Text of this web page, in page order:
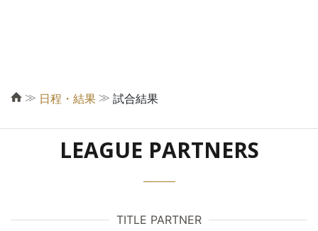
≫ 日程・結果 ≫ 試合結果
LEAGUE PARTNERS
TITLE PARTNER